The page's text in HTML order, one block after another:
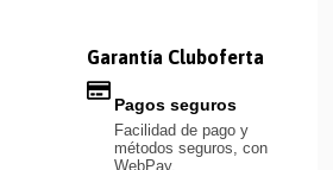
Garantía Cluboferta
Pagos seguros
Facilidad de pago y
métodos seguros, con
WebPay.